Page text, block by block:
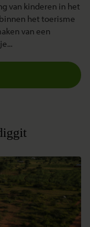
van kinderen in het
het toerisme
van een
Midden-Oosten